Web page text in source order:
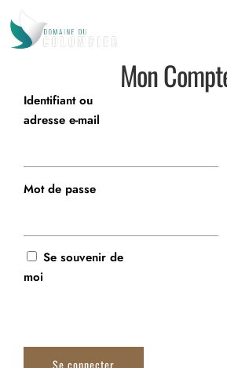
Mon
Identifiant ou
adresse e-mail
Mot de passe
Se souvenir de
moi